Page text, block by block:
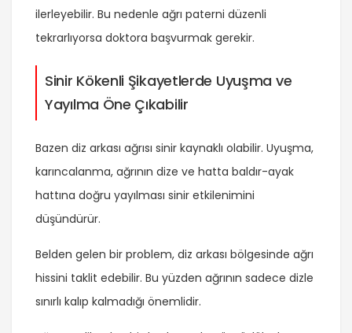
ilerleyebilir. Bu nedenle ağrı paterni düzenli
tekrarlıyorsa doktora başvurmak gerekir.
Sinir Kökenli Şikayetlerde Uyuşma ve
Yayılma Öne Çıkabilir
Bazen diz arkası ağrısı sinir kaynaklı olabilir. Uyuşma,
karıncalanma, ağrının dize ve hatta baldır-ayak
hattına doğru yayılması sinir etkilenimini
düşündürür.
Belden gelen bir problem, diz arkası bölgesinde ağrı
hissini taklit edebilir. Bu yüzden ağrının sadece dizle
sınırlı kalıp kalmadığı önemlidir.